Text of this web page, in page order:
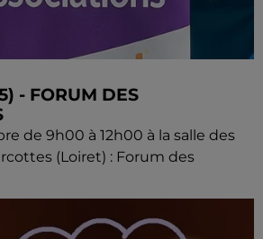
- FORUM DES
de 9h00 à 12h00 à la salle des
(Loiret) : Forum des